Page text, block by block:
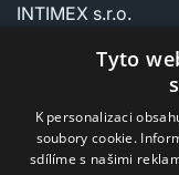
INTIMEX s.r.o.
735 06 Karviná –
+420 596 311 612
intimex@post.cz
Tyto
K personalizaci
soubory cookie.
sdílíme s našimi